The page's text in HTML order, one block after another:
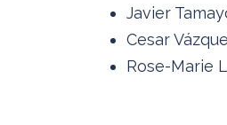
Javier
Cesar
Rose-Marie